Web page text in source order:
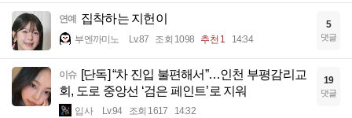
연예 집착하는 지헌이
부엔까미노 Lv.87 조회 1098 추천 1 14:34
5
댓글
이슈 [단독] “차 진입 불편해서”…인천 부평감리교
회, 도로 중앙선 ‘검은 페인트’로 지워
입사 Lv.94 조회 1617 14:32
19
댓글